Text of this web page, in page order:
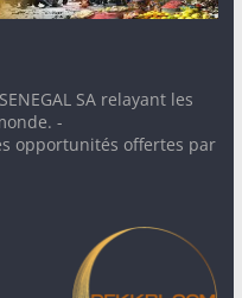
SA relayant les
-
opportunités offertes par